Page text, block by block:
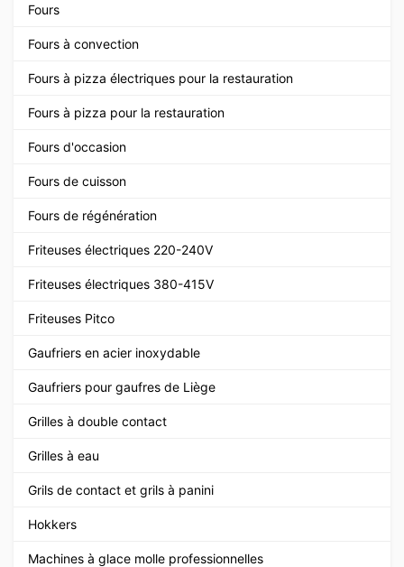
Fours
Fours à convection
Fours à pizza électriques pour la restauration
Fours à pizza pour la restauration
Fours d'occasion
Fours de cuisson
Fours de régénération
Friteuses électriques 220-240V
Friteuses électriques 380-415V
Friteuses Pitco
Gaufriers en acier inoxydable
Gaufriers pour gaufres de Liège
Grilles à double contact
Grilles à eau
Grils de contact et grils à panini
Hokkers
Machines à glace molle professionnelles